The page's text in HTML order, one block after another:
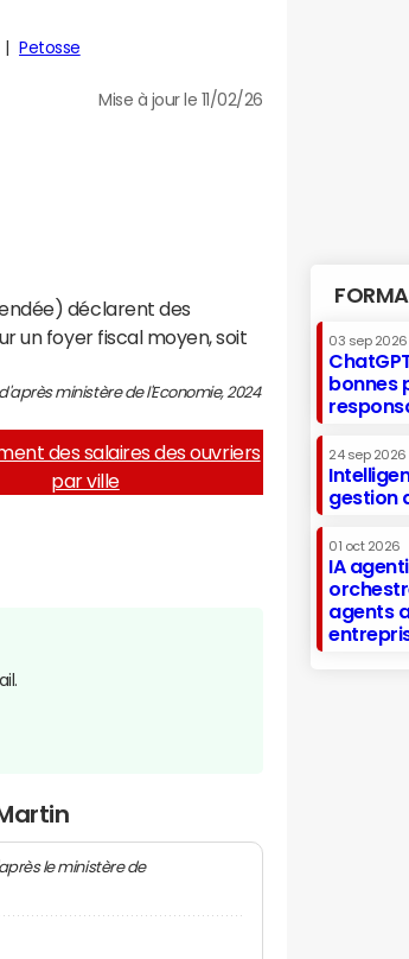
Petosse
Mise à jour le 11/02/26
déclarent des
un foyer fiscal moyen, soit
ministère de l'Economie, 2024
des salaires des ouvriers
par ville
le ministère de
03 sep 2026
bonnes
24 sep 2026
gestion
01 oct 2026
IA
agents